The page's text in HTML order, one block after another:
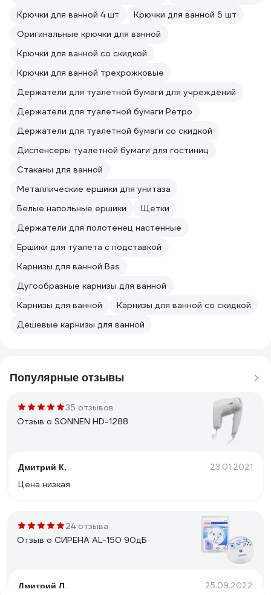
Крючки для ванной 4 шт
Крючки для ванной 5 шт
Оригинальные крючки для ванной
Крючки для ванной со скидкой
Крючки для ванной трехрожковые
Держатели для туалетной бумаги для учреждений
Держатели для туалетной бумаги Ретро
Держатели для туалетной бумаги со скидкой
Диспенсеры туалетной бумаги для гостиниц
Стаканы для ванной
Металлические ершики для унитаза
Белые напольные ершики
Щетки
Держатели для полотенец настенные
Ёршики для туалета с подставкой
Карнизы для ванной Bas
Дугообразные карнизы для ванной
Карнизы для ванной
Карнизы для ванной со скидкой
Дешевые карнизы для ванной
Популярные отзывы
35 отзывов
Отзыв о SONNEN HD-1288
Дмитрий К. 23.01.2021
Цена низкая
24 отзыва
Отзыв о СИРЕНА AL-150 90дБ
Дмитрий Л. 25.09.2022